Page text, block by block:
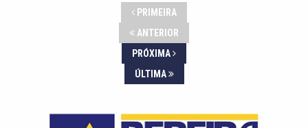
PRIMEIRA
ANTERIOR
PRÓXIMA
ÚLTIMA